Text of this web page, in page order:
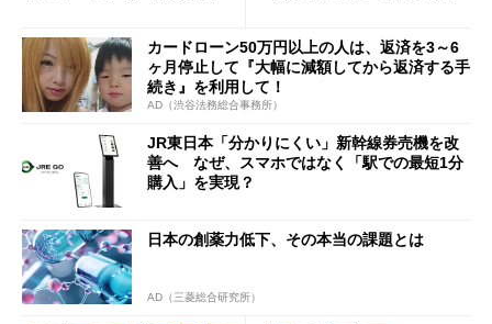
も
カードローン50万円以上の人は、返済を3～6
ヶ月停止して『大幅に減額してから返済する手
続き』を利用して！
AD（渋谷法務総合事務所）
JR東日本「分かりにくい」新幹線券売機を改
善へ なぜ、スマホではなく「駅での最短1分
購入」を実現？
日本の創薬力低下、その本当の課題とは
AD（三菱総合研究所）